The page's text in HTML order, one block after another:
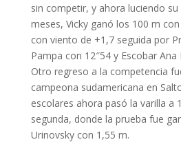
sin competir, y ahora luciendo
meses, Vicky ganó los 100 m
con viento de +1,7 seguida por
Pampa con 12″54 y Escobar Ana
Otro regreso a la competencia
campeona sudamericana en
escolares ahora pasó la varilla a
segunda, donde la prueba fue
Urinovsky con 1,55 m.